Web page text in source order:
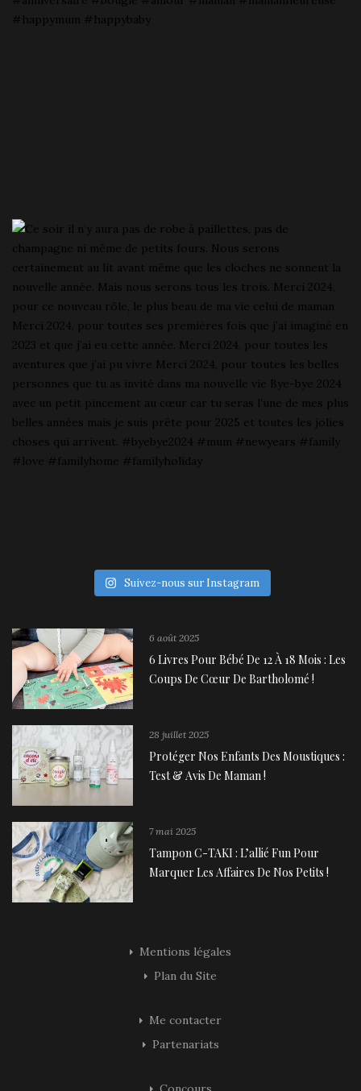
Suivez-nous sur Instagram
6 août 2025
6 Livres Pour Bébé De 12 À 18 Mois : Les
Coups De Cœur De Bartholomé !
28 juillet 2025
Protéger Nos Enfants Des Moustiques :
Test & Avis De Maman !
7 mai 2025
Tampon C-TAKI : L’allié Fun Pour
Marquer Les Affaires De Nos Petits !
Mentions légales
Plan du Site
Me contacter
Partenariats